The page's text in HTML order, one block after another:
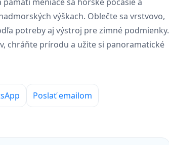
výškach. Oblečte sa vrstvovo,
potreby aj výstroj pre zimné podmienky.
chráňte prírodu a užite si panoramatické
Poslať emailom